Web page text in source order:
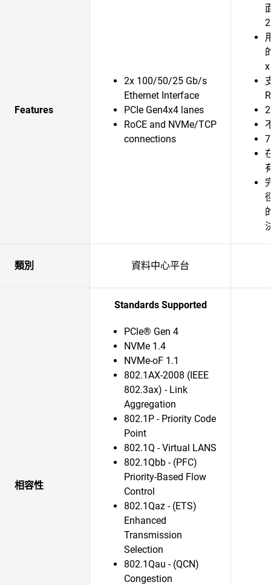
Features
2x 100/50/25 Gb/s
Ethernet Interface
PCIe Gen4x4 lanes
RoCE and NVMe/TCP
connections
類別 資料中心平台
相容性
Standards Supported
PCle® Gen 4
NVMe 1.4
NVMe-oF 1.1
802.1AX-2008 (IEEE
802.3ax) - Link
Aggregation
802.1P - Priority Code
Point
802.1Q - Virtual LANS
802.1Qbb - (PFC)
Priority-Based Flow
Control
802.1Qaz - (ETS)
Enhanced
Transmission
Selection
802.1Qau - (QCN)
Congestion